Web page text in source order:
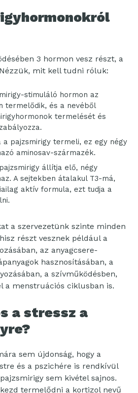
3 hormon vesz részt, a
mit kell tudni róluk:
stimuláló hormon az
termelődik, és a nevéből
termelését és
a pajzsmirigy termeli, ez egy négy
aminosav-származék.
állítja elő, négy
A sejtekben átalakul T3-má,
aktív formula, ezt tudja a
a szervezetünk szinte minden
részt vesznek például a
az anyagcsere-
hasznosításában, a
a szívműködésben,
a menstruációs ciklusban is.
a stressz a
sem újdonság, hogy a
és a pszichére is rendkívül
sem kivétel sajnos.
termelődni a kortizol nevű